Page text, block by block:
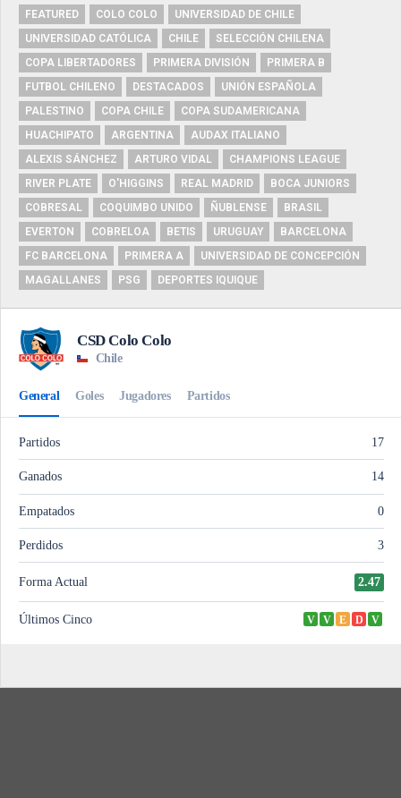
FEATURED COLO COLO
UNIVERSIDAD DE CHILE
UNIVERSIDAD CATÓLICA
CHILE
SELECCIÓN CHILENA
COPA LIBERTADORES
PRIMERA DIVISIÓN
PRIMERA B
FUTBOL CHILENO
DESTACADOS
UNIÓN ESPAÑOLA
PALESTINO
COPA CHILE
COPA SUDAMERICANA
HUACHIPATO
ARGENTINA
AUDAX ITALIANO
ALEXIS SÁNCHEZ
ARTURO VIDAL
CHAMPIONS LEAGUE
RIVER PLATE
O'HIGGINS REAL MADRID
BOCA JUNIORS
COBRESAL
COQUIMBO UNIDO ÑUBLENSE
BRASIL
EVERTON
COBRELOA BETIS URUGUAY
BARCELONA
FC BARCELONA
PRIMERA A
UNIVERSIDAD DE CONCEPCIÓN
MAGALLANES
PSG DEPORTES IQUIQUE